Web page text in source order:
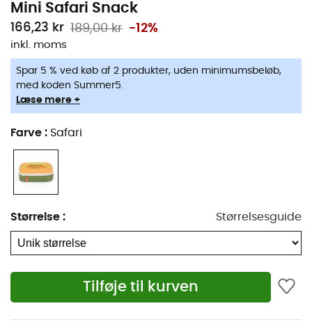
Mini Safari Snack
166,23 kr 189,00 kr -12%
inkl. moms
Spar 5 % ved køb af 2 produkter, uden minimumsbeløb,
med koden Summer5.
Læse mere +
Farve : Safari
Størrelse : Størrelsesguide
Tilføje til kurven